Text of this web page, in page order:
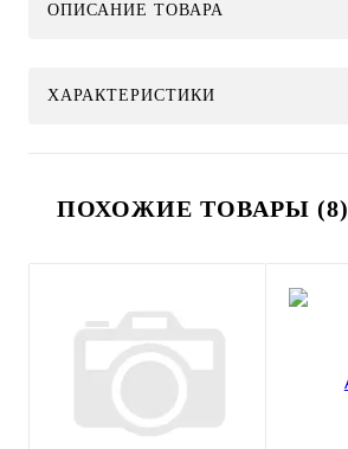
ОПИСАНИЕ ТОВАРА
ХАРАКТЕРИСТИКИ
ПОХОЖИЕ ТОВАРЫ (8)